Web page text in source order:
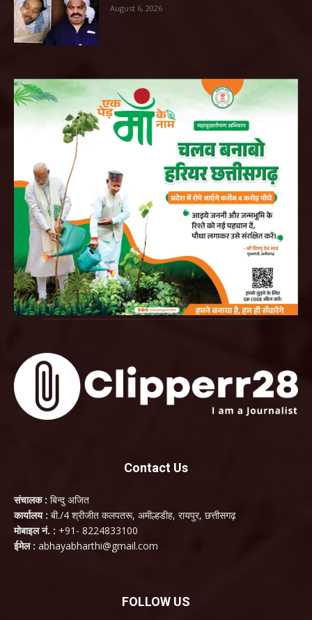
August 6, 2026
Contact Us
संचालक : बिन्दु अजित
कार्यालय : बी./4 श्रीजीत कलपतरू, अमील्हडीह, रायपुर, छत्तीसगढ़
मोबाइल नं. : +91- 8224833100
ईमेल : abhayabharthi@gmail.com
FOLLOW US